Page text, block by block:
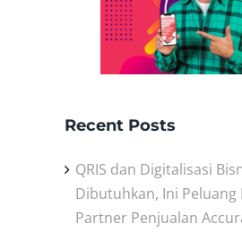
Recent Posts
QRIS dan Digitalisasi
Dibutuhkan, Ini Peluang
Partner Penjualan